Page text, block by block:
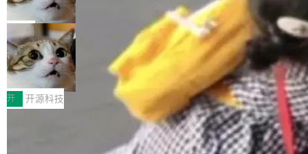
（<a href="https://bugzilla.mozilla.org/show_
bug.cgi?id=204...
orkers 跑了十年 Isolate。用 CEO Matthew Pri
nce 的话说：「我们一生都在用 Isolate 运行代
码，而 AI Agent 不需要容器，它们需要的是 Iso
late。」 容器为什么不合适 容器的问题在于启动
和销毁都太重了。一个 Agent 要执行的任务可能
只需要几毫秒的 CPU 时间，但容器从冷启动到
就绪要花数秒。如果未来有十...
诉讼，称“Apple is getting this wron
g”
上个月，苹果一纸诉状把 OpenAI 告上法庭，指
控其挖角苹果前员工并窃取商业秘密。苹果的诉
状把 OpenAI 描述成一个系统性地从前东家挖
人、套取机密信息的对手。 OpenAI 没发律师
函，也没选择庭外沉默。它在官网贴了一篇博
文，标题只有六个字：Apple is getting this wro
ng。 然后，它把邮件往来和 iMessage 聊天记
录全贴了出来。 他发错人了 苹果外部律师 Gabr
iel Gross 来自 Weil 律所，2 月 23 日下午 5:53
局
HUAWEI MatePad Edge上架WorkBu
ddy鸿蒙PC版，说话就能干活的AI办公
搭子
全能AI工作台WorkBuddy鸿蒙PC版上架HUAWE
I MatePad Edge应用市场，直接下载即可使
用，与鸿蒙电脑上的体验一致。值得一提的是，
这是目前市面上唯一支持平板接入WorkBuddy P
C版的产品，搭载“人机双写”重磅功能——你写
开 开源科技
FFmpeg 9.0 发布：代号“Lei”，以此纪
全球知名开源多媒体框架 FFmpeg 今天正式发